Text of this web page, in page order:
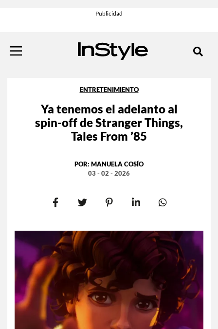
ENTRETENIMIENTO
Ya tenemos el adelanto al
spin-off de Stranger Things,
Tales From ’85
POR: MANUELA COSÍO
03 - 02 - 2026